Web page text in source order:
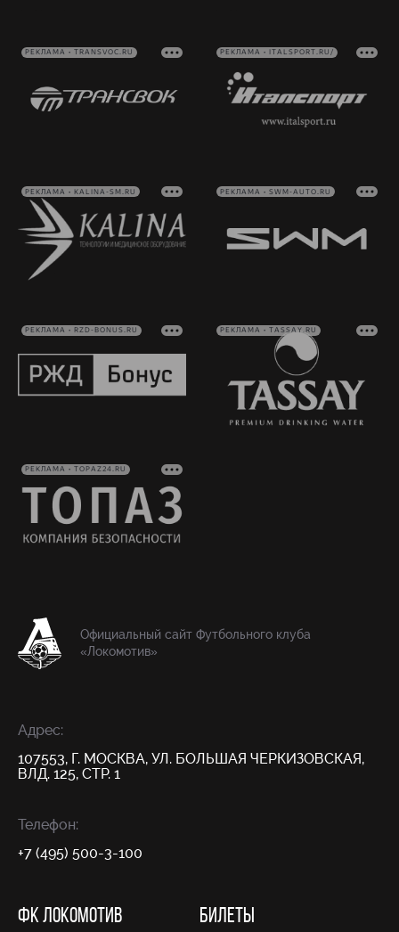
РЕКЛАМА • TRANSVOC.RU РЕКЛАМА • ITALSPORT.RU/
РЕКЛАМА • KALINA-SM.RU РЕКЛАМА • SWM-AUTO.RU
РЕКЛАМА • RZD-BONUS.RU РЕКЛАМА • TASSAY.RU
РЕКЛАМА • TOPAZ24.RU
Официальный сайт Футбольного клуба
«Локомотив»
Адрес:
107553, Г. МОСКВА, УЛ. БОЛЬШАЯ ЧЕРКИЗОВСКАЯ,
ВЛД. 125, СТР. 1
Телефон:
+7 (495) 500-3-100
ФК ЛОКОМОТИВ БИЛЕТЫ